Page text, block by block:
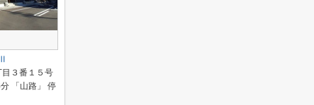
３番１５号
「山路」 停